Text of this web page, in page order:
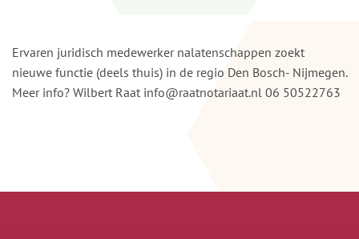
Ervaren juridisch medewerker nalatenschappen zoekt
nieuwe functie (deels thuis) in de regio Den Bosch- Nijmegen.
Meer info? Wilbert Raat info@raatnotariaat.nl 06 50522763